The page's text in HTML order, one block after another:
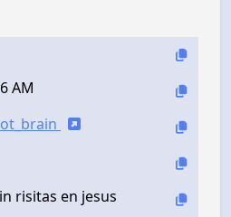
AM
risitas en jesus